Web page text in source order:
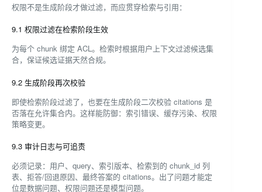
权限不是生成阶段才做过滤，而应贯穿检索与引用：
9.1 权限过滤在检索阶段生效
为每个 chunk 绑定 ACL。检索时根据用户上下文过滤候选集
合，保证候选证据天然合规。
9.2 生成阶段再次校验
即使检索阶段过滤了，也要在生成阶段二次校验 citations 是
否落在允许集合内。这样能防御：索引错误、缓存污染、权限
策略变更。
9.3 审计日志与可追责
必须记录：用户、query、索引版本、检索到的 chunk_id 列
表、拒答/回退原因、最终答案的 citations。出了问题才能定
位是数据问题、权限问题还是模型问题。